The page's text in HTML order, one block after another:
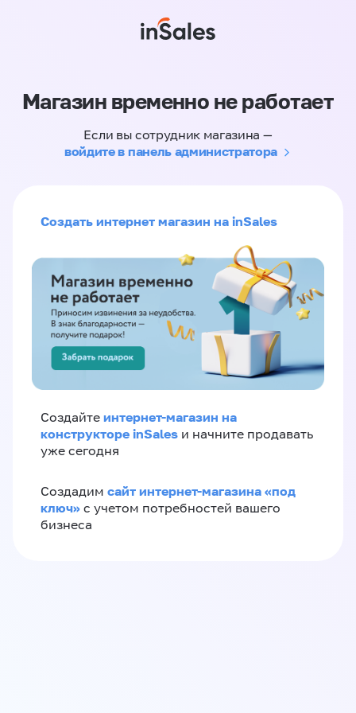
Магазин временно не работает
Если вы сотрудник магазина —
войдите в панель администратора
Создать интернет магазин на inSales
Создайте интернет-магазин на
конструкторе inSales и начните продавать
уже сегодня
Создадим сайт интернет-магазина «под
ключ» с учетом потребностей вашего
бизнеса